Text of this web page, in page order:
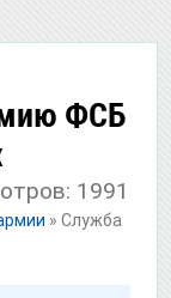
ФСБ
1991
» Служба